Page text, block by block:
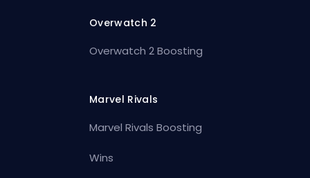
Overwatch 2
Overwatch 2 Boosting
Marvel Rivals
Marvel Rivals Boosting
Wins